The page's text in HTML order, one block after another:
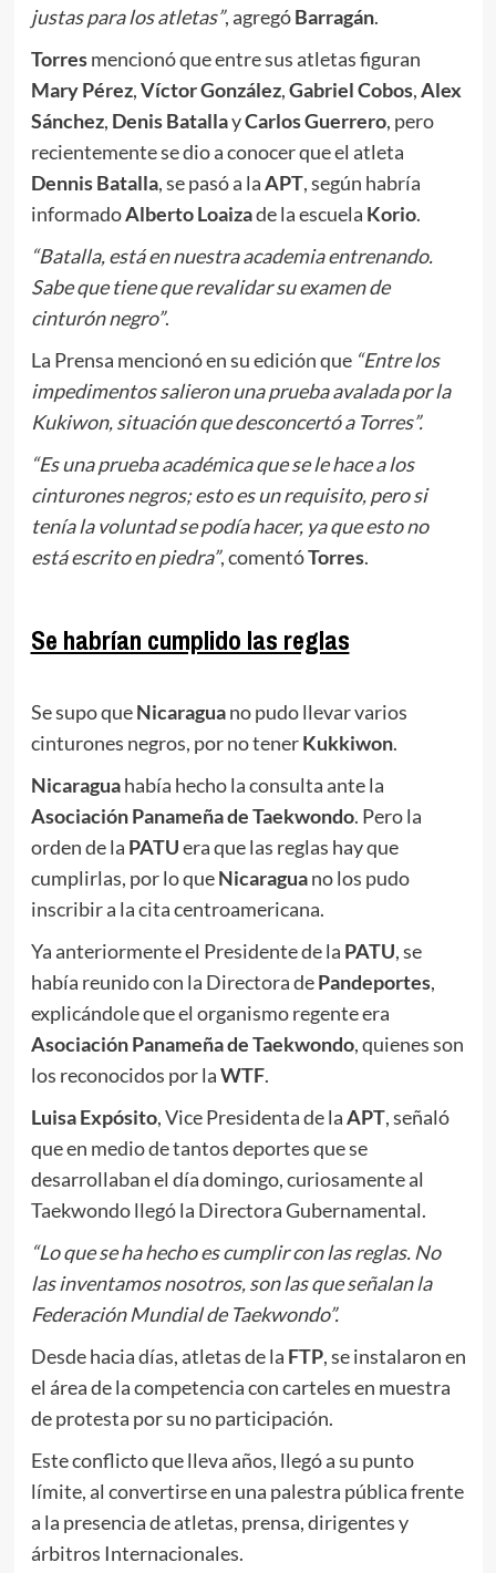
justas para los atletas”, agregóBarragán.
Torresmencionó que entre sus atletas figuran
Mary Pérez,Víctor González,Gabriel Cobos,Alex
Sánchez, Denis BatallayCarlos Guerrero, pero
recientemente se dio a conocer que el atleta
Dennis Batalla, se pasó a laAPT, según habría
informadoAlberto Loaizade la escuela Korio.
“Batalla, está en nuestra academia entrenando.
Sabe que tiene que revalidar su examen de
cinturón negro”.
La Prensa mencionó en su edición que “Entre los
impedimentos salieron una prueba avalada por la
Kukiwon, situación que desconcertó a Torres”.
“Es una prueba académica que se le hace a los
cinturones negros; esto es un requisito, pero si
tenía la voluntad se podía hacer, ya que esto no
está escrito en piedra”, comentóTorres.
Se habrían cumplido las reglas
Se supo queNicaraguano pudo llevar varios
cinturones negros, por no tenerKukkiwon.
Nicaraguahabía hecho la consulta ante la
Asociación Panameña de Taekwondo. Pero la
orden de la PATUera que las reglas hay que
cumplirlas, por lo queNicaraguano los pudo
inscribir a la cita centroamericana.
Ya anteriormente el Presidente de la PATU, se
había reunido con la Directora dePandeportes,
explicándole que el organismo regente era
Asociación Panameña de Taekwondo, quienes son
los reconocidos por laWTF.
Luisa Expósito, Vice Presidenta de laAPT, señaló
que en medio de tantos deportes que se
desarrollaban el día domingo, curiosamente al
Taekwondo llegó la Directora Gubernamental.
“Lo que se ha hecho es cumplir con las reglas. No
las inventamos nosotros, son las que señalan la
Federación Mundial de Taekwondo”.
Desde hacia días, atletas de la FTP, se instalaron en
el área de la competencia con carteles en muestra
de protesta por su no participación.
Este conflicto que lleva años, llegó a su punto
límite, al convertirse en una palestra pública frente
a la presencia de atletas, prensa, dirigentes y
árbitros Internacionales.